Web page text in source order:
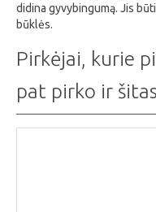
didina gyvybingumą. Jis
būklės.
Pirkėjai, kurie
pat pirko ir